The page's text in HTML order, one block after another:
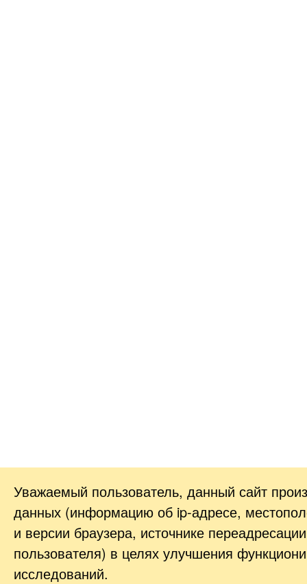
Уважаемый пользователь, данный сайт
данных (информацию об ip-адресе,
и версии браузера, источнике
пользователя) в целях улучшения
исследований.